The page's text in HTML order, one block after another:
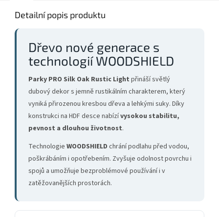
Detailní popis produktu
Dřevo nové generace s
technologií WOODSHIELD
Parky PRO Silk Oak Rustic Light přináší světlý
dubový dekor s jemně rustikálním charakterem, který
vyniká přirozenou kresbou dřeva a lehkými suky. Díky
konstrukci na HDF desce nabízívysokou stabilitu,
pevnost a dlouhou životnost.
Technologie WOODSHIELD chrání podlahu před vodou,
poškrábáním i opotřebením. Zvyšuje odolnost povrchu i
spojů a umožňuje bezproblémové používání i v
zatěžovanějších prostorách.